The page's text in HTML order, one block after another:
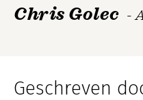
Chris Golec -
Geschreven